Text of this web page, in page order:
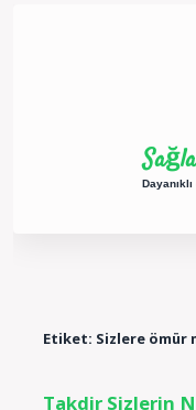
Etiket: Sizlere ömür
Takdir Sizlerin